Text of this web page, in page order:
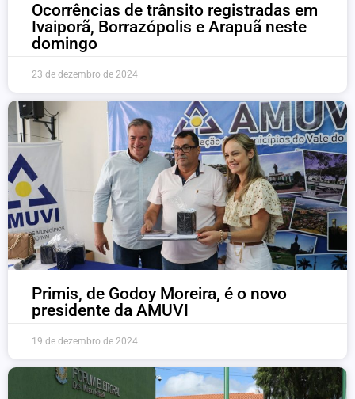
Ocorrências de trânsito registradas em
Ivaiporã, Borrazópolis e Arapuã neste
domingo
23 de dezembro de 2024
Primis, de Godoy Moreira, é o novo
presidente da AMUVI
19 de dezembro de 2024